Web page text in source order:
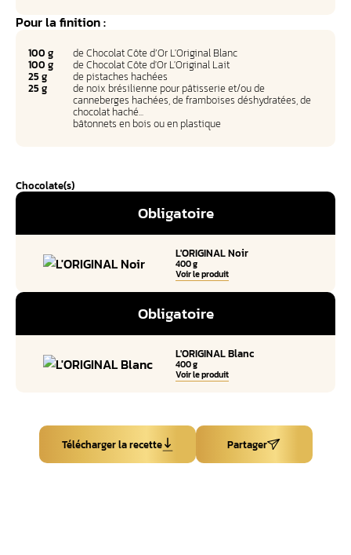
Pour la finition :
100 g de Chocolat Côte d’Or L'Original Blanc
100 g de Chocolat Côte d'Or L'Original Lait
25 g de pistaches hachées
25 g de noix brésilienne pour pâtisserie et/ou de
canneberges hachées, de framboises déshydratées, de
chocolat haché...
bâtonnets en bois ou en plastique
Chocolate(s)
Obligatoire
L'ORIGINAL Noir
400 g
Voir le produit
Obligatoire
L'ORIGINAL Blanc
400 g
Voir le produit
Télécharger la recette Partager